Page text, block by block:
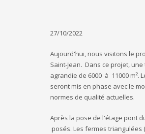
27/10/2022
Aujourd'hui, nous visitons le
Saint-Jean. Dans ce projet,
agrandie de 6000 à 11000 m².
seront mis en phase avec le
normes de qualité actuelles.
Après la pose de l'étage pont
posés. Les fermes triangulées